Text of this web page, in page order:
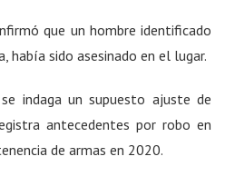
que un hombre identificado
había sido asesinado en el lugar.
indaga un supuesto ajuste de
antecedentes por robo en
de armas en 2020.